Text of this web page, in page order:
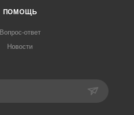
ПОМОЩЬ
Вопрос-ответ
Новости